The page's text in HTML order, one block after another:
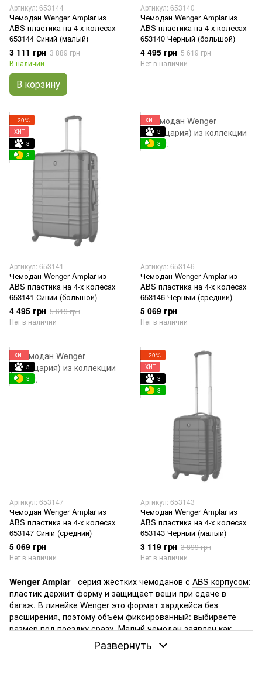
Артикул: 653144
Чемодан Wenger Amplar из
ABS пластика на 4-х колесах
653144 Синий (малый)
3 111 грн 3 889 грн
В наличии
В корзину
Артикул: 653140
Чемодан Wenger Amplar из
ABS пластика на 4-х колесах
653140 Черный (большой)
4 495 грн 5 619 грн
Нет в наличии
−20%
ХИТ
3
3
Артикул: 653141
Чемодан Wenger Amplar из
ABS пластика на 4-х колесах
653141 Синий (большой)
4 495 грн 5 619 грн
Нет в наличии
ХИТ
3
3
Артикул: 653146
Чемодан Wenger Amplar из
ABS пластика на 4-х колесах
653146 Черный (средний)
5 069 грн
Нет в наличии
ХИТ
3
3
Артикул: 653147
Чемодан Wenger Amplar из
ABS пластика на 4-х колесах
653147 Синій (средний)
5 069 грн
Нет в наличии
−20%
ХИТ
3
3
Артикул: 653143
Чемодан Wenger Amplar из
ABS пластика на 4-х колесах
653143 Черный (малый)
3 119 грн 3 899 грн
Нет в наличии
Wenger Amplar- серия жёстких чемоданов с ABS-корпусом:
пластик держит форму и защищает вещи при сдаче в
багаж. В линейке Wenger это формат хардкейса без
расширения, поэтому объём фиксированный: выбираете
размер под поездку сразу. Малый чемодан заявлен как
для ручной клади
, средние и большие размеры
рассчитаны на сдачу в багаж.
Развернуть